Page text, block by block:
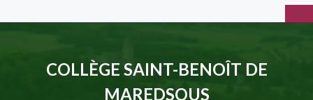
COLLÈGE SAINT-BENOÎT DE
MAREDSOUS